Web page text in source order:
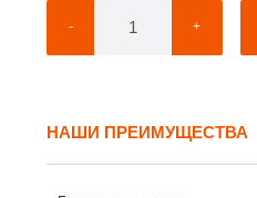
- +
НАШИ ПРЕИМУЩЕСТВА